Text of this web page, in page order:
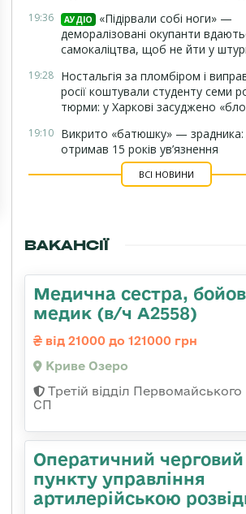
19:36 АУДІО
«Підірвали собі ноги» —
деморалізовані окупанти
самокаліцтва, щоб не йти у
19:28 Ностальгія за пломбіром і
росії коштували студенту семи
тюрми: у Харкові засуджено
19:10 Викрито «батюшку» — зрадника:
отримав 15 років ув’язнення
ВСІ НОВИНИ
ВАКАНСІЇ
Медична сестра,
медик (в/ч А2558)
від 21000 до 121000 грн
Криве Озеро
Третій відділ
СП
Оператичний черговий
пункту управління
артилерійською